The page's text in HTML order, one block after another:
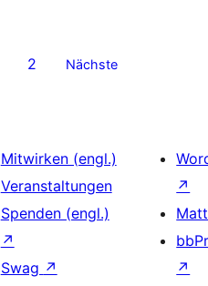
2 Nächste
Mitwirken (engl.)
Veranstaltungen
Spenden (engl.)
↗
Swag ↗
↗
↗